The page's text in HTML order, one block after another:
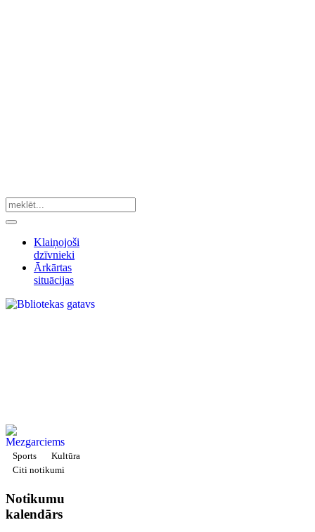
Klaiņojoši
dzīvnieki
Ārkārtas
situācijas
Sports
Kultūra
Citi notikumi
Notikumu
kalendārs